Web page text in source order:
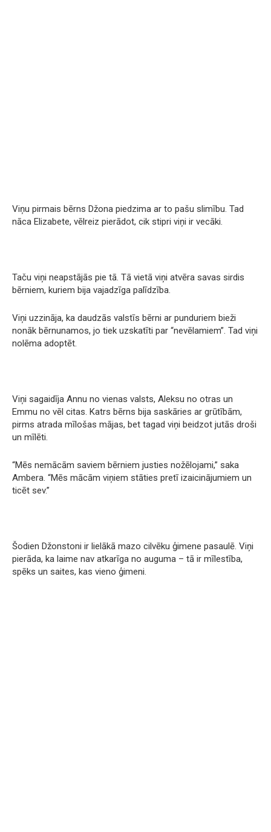
Viņu pirmais bērns Džona piedzima ar to pašu slimību. Tad
nāca Elizabete, vēlreiz pierādot, cik stipri viņi ir vecāki.
Taču viņi neapstājās pie tā. Tā vietā viņi atvēra savas sirdis
bērniem, kuriem bija vajadzīga palīdzība.
Viņi uzzināja, ka daudzās valstīs bērni ar punduriem bieži
nonāk bērnunamos, jo tiek uzskatīti par “nevēlamiem”. Tad viņi
nolēma adoptēt.
Viņi sagaidīja Annu no vienas valsts, Aleksu no otras un
Emmu no vēl citas. Katrs bērns bija saskāries ar grūtībām,
pirms atrada mīlošas mājas, bet tagad viņi beidzot jutās droši
un mīlēti.
“Mēs nemācām saviem bērniem justies nožēlojami,” saka
Ambera. “Mēs mācām viņiem stāties pretī izaicinājumiem un
ticēt sev.”
Šodien Džonstoni ir lielākā mazo cilvēku ģimene pasaulē. Viņi
pierāda, ka laime nav atkarīga no auguma – tā ir mīlestība,
spēks un saites, kas vieno ģimeni.